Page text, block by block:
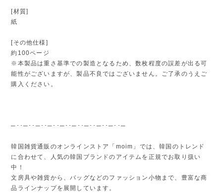
[材質]
紙
[その他仕様]
約100ページ
※本製品は重さ基準での製造となるため、数枚程度の誤差が出る可
能性がございますが、製品不良ではございません。ご了承のうえご
購入ください。
─･･─･･─･･─･･─･･─･･─･･─･･─･･─
韓国雑貨通販のオンラインストア「moim」では、韓国のトレンド
に合わせて、人気の韓国ブランドのアイテムを正規でお取り扱い
中！
文房具や雑貨から、バッグなどのファッション小物まで、豊富な商
品ラインナップを展開しています。